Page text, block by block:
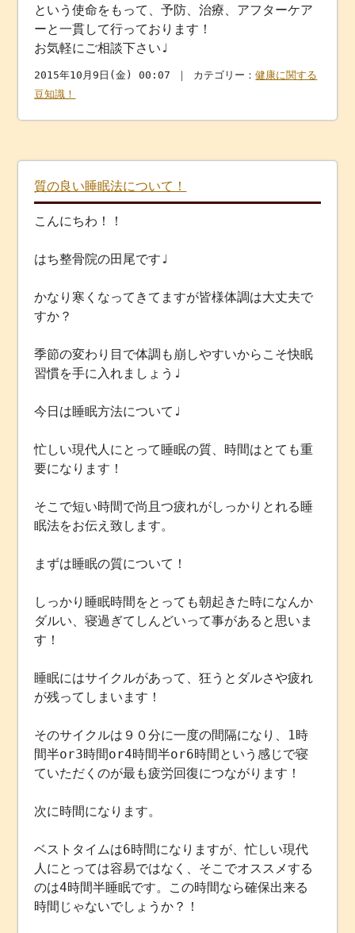
という使命をもって、予防、治療、アフターケア
ーと一貫して行っております！
お気軽にご相談下さい♩
2015年10月9日(金) 00:07 ｜ カテゴリー：健康に関する
豆知識！
質の良い睡眠法について！
こんにちわ！！
はち整骨院の田尾です♩
かなり寒くなってきてますが皆様体調は大丈夫で
すか？
季節の変わり目で体調も崩しやすいからこそ快眠
習慣を手に入れましょう♩
今日は睡眠方法について♩
忙しい現代人にとって睡眠の質、時間はとても重
要になります！
そこで短い時間で尚且つ疲れがしっかりとれる睡
眠法をお伝え致します。
まずは睡眠の質について！
しっかり睡眠時間をとっても朝起きた時になんか
ダルい、寝過ぎてしんどいって事があると思いま
す！
睡眠にはサイクルがあって、狂うとダルさや疲れ
が残ってしまいます！
そのサイクルは９０分に一度の間隔になり、1時
間半or3時間or4時間半or6時間という感じで寝
ていただくのが最も疲労回復につながります！
次に時間になります。
ベストタイムは6時間になりますが、忙しい現代
人にとっては容易ではなく、そこでオススメする
のは4時間半睡眠です。この時間なら確保出来る
時間じゃないでしょうか？！